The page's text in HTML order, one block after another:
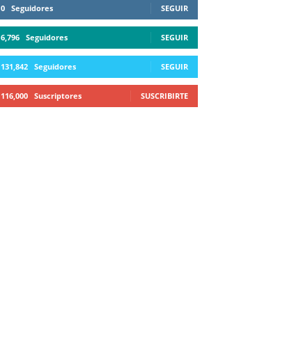
0 Seguidores SEGUIR
6,796 Seguidores SEGUIR
131,842 Seguidores SEGUIR
116,000 Suscriptores SUSCRIBIRTE